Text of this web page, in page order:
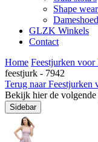
Shape wear
GLZK Winkels
Contact
Home Feestjurken voor
feestjurk - 7942
Terug naar Feestjurken
Bekijk hier de volgende
Sidebar